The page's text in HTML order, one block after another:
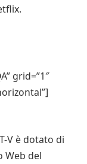
grid=”1″
V è dotato di
Web del